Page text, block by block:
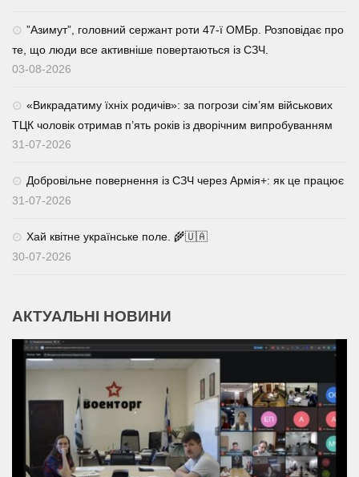
⁨”Азимут”, головний сержант роти 47-ї ОМБр. Розповідає про
те, що люди все активніше повертаються із СЗЧ.
03-08-2026
«Викрадатиму їхніх родичів»: за погрози сім’ям військових
ТЦК чоловік отримав п’ять років із дворічним випробуванням
31-07-2026
Добровільне повернення із СЗЧ через Армія+: як це працює
31-07-2026
Хай квітне українське поле. 🌾🇺🇦
30-07-2026
АКТУАЛЬНІ НОВИНИ